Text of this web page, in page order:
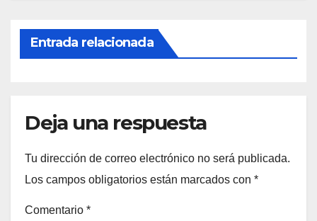
Entrada relacionada
Deja una respuesta
Tu dirección de correo electrónico no será publicada.
Los campos obligatorios están marcados con *
Comentario *